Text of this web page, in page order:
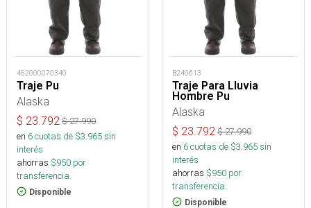
452000070340
Traje Pu
Alaska
$ 23.792 $27.990
en 6cuotas de $3.965sin
interés
ahorras $950 por
transferencia.
Disponible
B240613
Traje Para Lluvia
Hombre Pu
Alaska
$ 23.792 $27.990
en 6cuotas de $3.965sin
interés
ahorras $950 por
transferencia.
Disponible